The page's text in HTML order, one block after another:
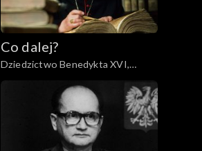
Co dalej?
Dziedzictwo Benedykta XVI,